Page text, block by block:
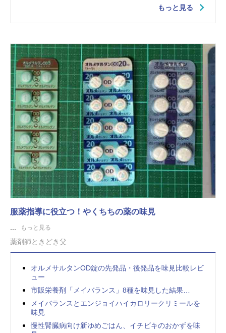
もっと見る
服薬指導に役立つ！やくちちの薬の味見
もっと見る
薬剤師ときどき父
オルメサルタンOD錠の先発品・後発品を味見比較レビ
ュー
市販栄養剤「メイバランス」8種を味見した結果…
メイバランスとエンジョイハイカロリークリミールを
味見
慢性腎臓病向け新ゆめごはん、イチビキのおかずを味